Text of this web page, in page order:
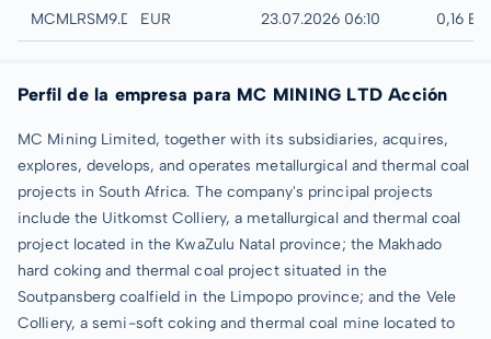
Düsseldorf
MCMLRSM9.DUSB
EUR 23.07.2026 06:10 0,16
Perfil de la empresa para MC MINING LTD Acción
MC Mining Limited, together with its subsidiaries, acquires,
explores, develops, and operates metallurgical and thermal coal
projects in South Africa. The company's principal projects
include the Uitkomst Colliery, a metallurgical and thermal coal
project located in the KwaZulu Natal province; the Makhado
hard coking and thermal coal project situated in the
Soutpansberg coalfield in the Limpopo province; and the Vele
Colliery, a semi-soft coking and thermal coal mine located to